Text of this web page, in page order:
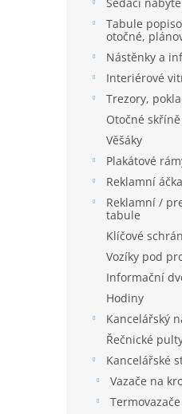
Tabule
otočné,
Nástěnky a
Interiérové
Trezory,
Otočné
Věšáky
Plakátové
Reklamní
Reklamní /
tabule
Klíčové
Vozíky pod
Informační
Hodiny
Kancelářský
Řečnické
Kancelářské
Vazače na
Termovazače